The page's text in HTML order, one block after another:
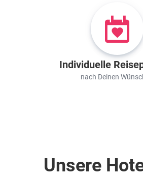
Individuelle
nach Deinen
Unsere